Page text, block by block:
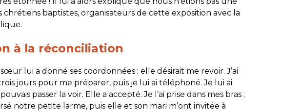
chrétiens baptistes, organisateurs de cette exposition avec la
à la réconciliation
lui a donné ses coordonnées ; elle désirait me revoir. J’ai
jours pour me préparer, puis je lui ai téléphoné. Je lui ai
passer la voir. Elle a accepté. Je l’ai prise dans mes bras ;
notre petite larme, puis elle et son mari m’ont invitée à